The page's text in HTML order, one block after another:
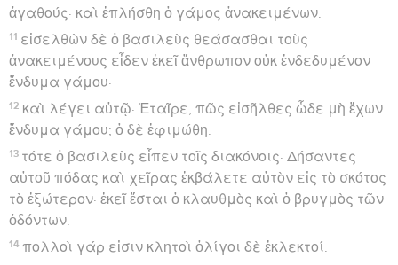
ἀγαθούς· καὶ ἐπλήσθη ὁ γάμος ἀνακειμένων.
11 εἰσελθὼν δὲ ὁ βασιλεὺς θεάσασθαι τοὺς
ἀνακειμένους εἶδεν ἐκεῖ ἄνθρωπον οὐκ ἐνδεδυμένον
ἔνδυμα γάμου·
12 καὶ λέγει αὐτῷ· Ἑταῖρε, πῶς εἰσῆλθες ὧδε μὴ ἔχων
ἔνδυμα γάμου; ὁ δὲ ἐφιμώθη.
13 τότε ὁ βασιλεὺς εἶπεν τοῖς διακόνοις· Δήσαντες
αὐτοῦ πόδας καὶ χεῖρας ἐκβάλετε αὐτὸν εἰς τὸ σκότος
τὸ ἐξώτερον· ἐκεῖ ἔσται ὁ κλαυθμὸς καὶ ὁ βρυγμὸς τῶν
ὀδόντων.
14 πολλοὶ γάρ εἰσιν κλητοὶ ὀλίγοι δὲ ἐκλεκτοί.